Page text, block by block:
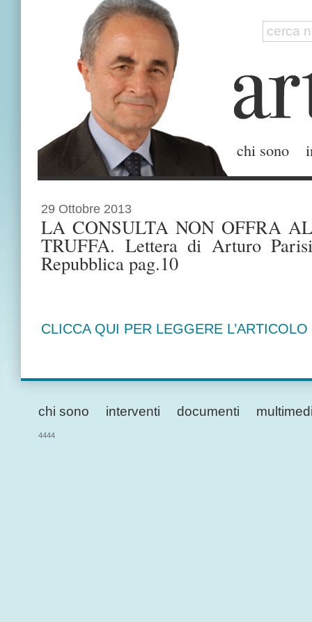
chi sono
29 Ottobre 2013
LA CONSULTA NON OFFRA
TRUFFA. Lettera di Arturo
Repubblica pag.10
CLICCA QUI PER LEGGERE L’ARTICOLO
chi sono interventi documenti
4444